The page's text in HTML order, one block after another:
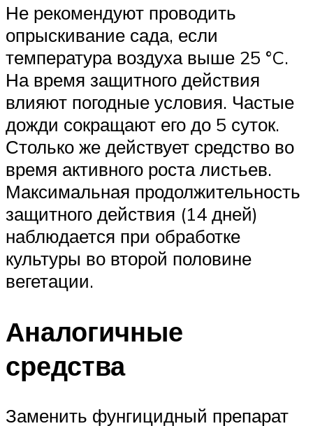
Не рекомендуют проводить
опрыскивание сада, если
температура воздуха выше 25 °C.
На время защитного действия
влияют погодные условия. Частые
дожди сокращают его до 5 суток.
Столько же действует средство во
время активного роста листьев.
Максимальная продолжительность
защитного действия (14 дней)
наблюдается при обработке
культуры во второй половине
вегетации.
Аналогичные
средства
Заменить фунгицидный препарат